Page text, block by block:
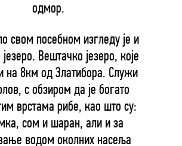
одмор.
свом посебном изгледу је и
Вештачко језеро, које
на 8км од Златибора. Служи
с обзиром да је богато
врстама рибе, као што су:
сом и шаран, али и за
водом околних насеља